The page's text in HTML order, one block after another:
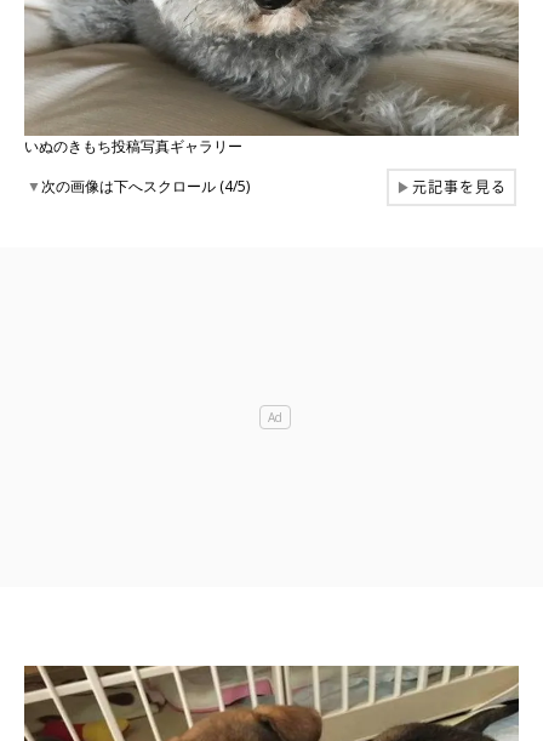
いぬのきもち投稿写真ギャラリー
▼次の画像は下へスクロール (4/5) ▶元記事を見る